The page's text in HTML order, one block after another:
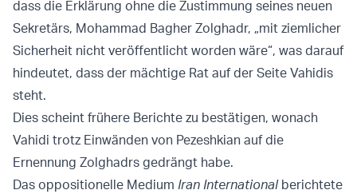
dass die Erklärung ohne die Zustimmung seines neuen
Sekretärs, Mohammad Bagher Zolghadr, „mit ziemlicher
Sicherheit nicht veröffentlicht worden wäre“, was darauf
hindeutet, dass der mächtige Rat auf der Seite Vahidis
steht.
Dies scheint frühere Berichte zu bestätigen, wonach
Vahidi trotz Einwänden von Pezeshkian auf die
Ernennung Zolghadrs gedrängt habe.
Das oppositionelle Medium Iran Internationalberichtete